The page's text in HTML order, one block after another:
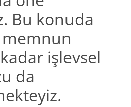
Bu konuda
işlevsel
da